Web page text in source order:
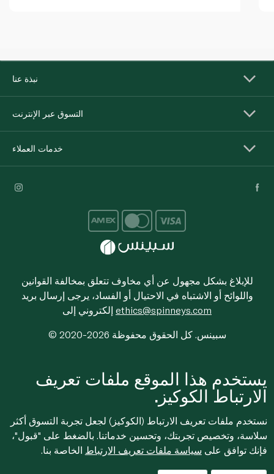
نبذة عنا
التسوق عبر الإنترنت
خدمات العملاء
للإبلاغ بشكل مجهول عن أي مخاوف تتعلق بمخالفة القوانين
واللوائح أو الاشتباه في الاحتيال أو الفساد، يرجى إرسال بريد
ethics@spinneys.com
© 2020-2026 سبينس. كل الحقوق محفوظة
يستخدم هذا الموقع ملفات تعريف
الارتباط الكوكيز.
نستخدم ملفات تعريف الارتباط (الكوكيز) لجعل تجربة التسوق أكثر
سلاسة، وتخصيص تجربتك، وتحسين خدماتنا. بالضغط على "قبول"،
فإنك توافق على سياسة ملفات تعريف الارتباط الخاصة بنا.